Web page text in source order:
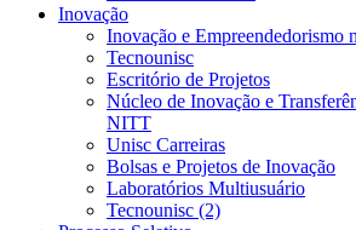
Inovação
Inovação e Empreendedorismo
Tecnounisc
Escritório de Projetos
Núcleo de Inovação e
NITT
Unisc Carreiras
Bolsas e Projetos de Inovação
Laboratórios Multiusuário
Tecnounisc (2)